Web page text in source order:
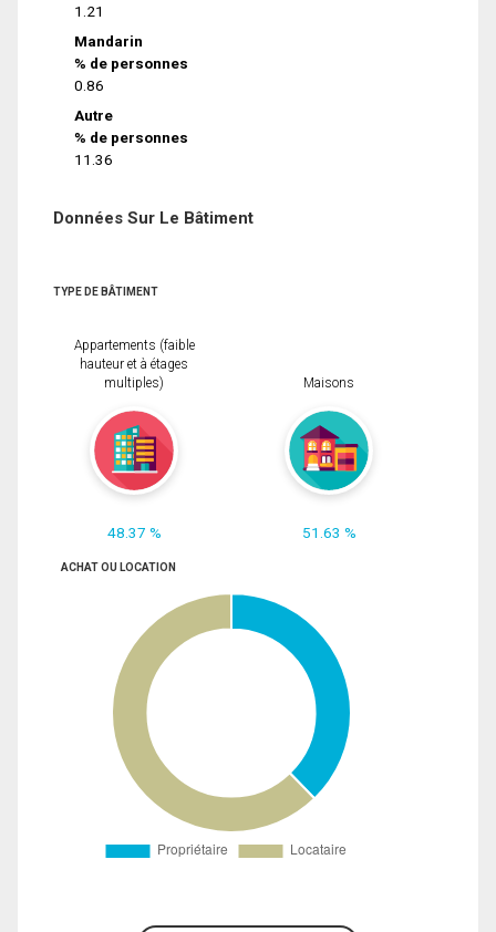
1.21
Mandarin
% de personnes
0.86
Autre
% de personnes
11.36
Données Sur Le Bâtiment
TYPE DE BÂTIMENT
Appartements (faible
hauteur et à étages
multiples)
48.37 %
Maisons
51.63 %
ACHAT OU LOCATION